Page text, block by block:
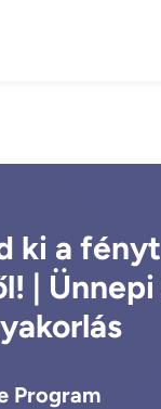
ki a
|
Program